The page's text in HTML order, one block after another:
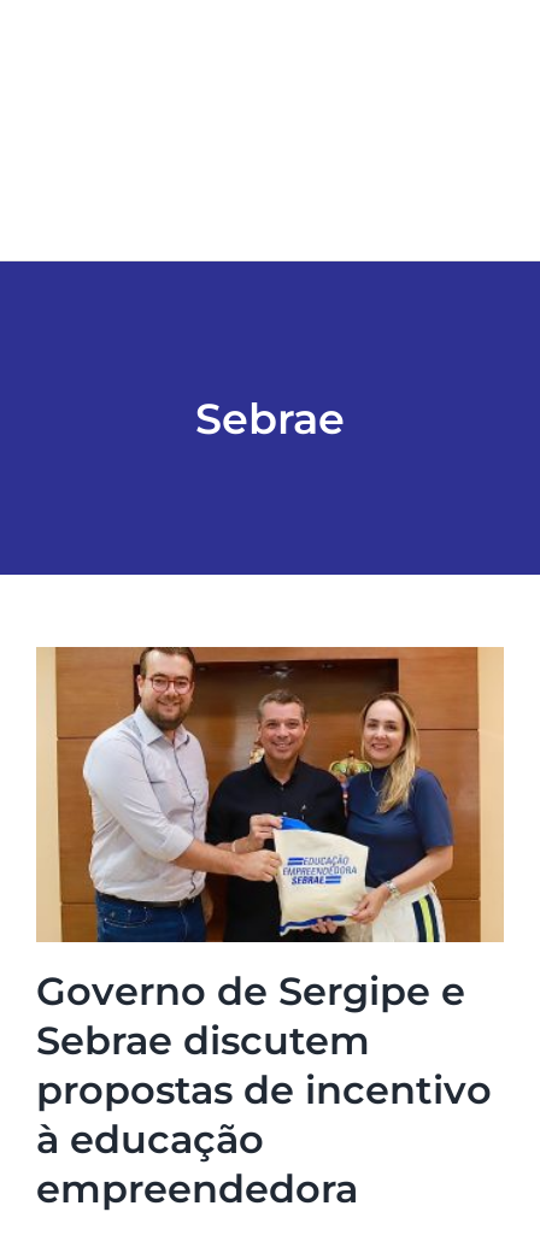
EDIÇÕES EM PDFSebrae
Governo de Sergipe e
Sebrae discutem
propostas de incentivo
à educação
empreendedora